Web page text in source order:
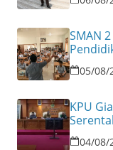
SMAN
05/08/
KPU
04/08/